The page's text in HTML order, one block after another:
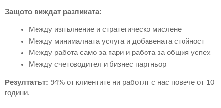
Защото виждат разликата:
Между изпълнение и стратегическо мислене
Между минималната услуга и добавената стойност
Между работа само за пари и работа за общия успех
Между счетоводител и бизнес партньор
Резултатът: 94% от клиентите ни работят с нас повече от 10
години.